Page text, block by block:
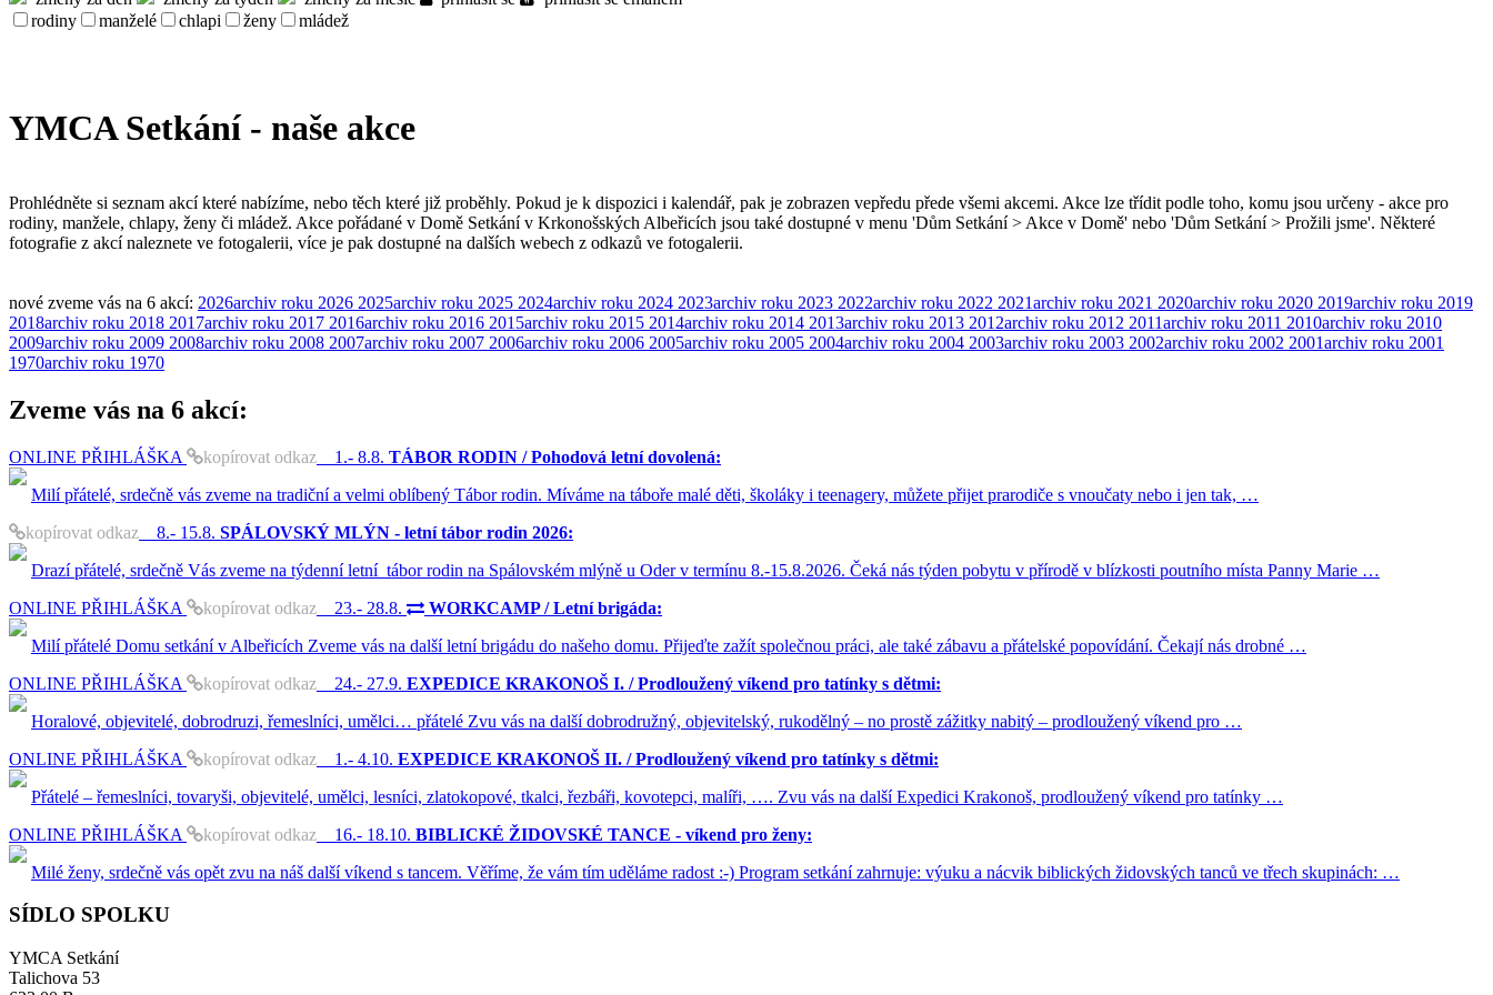
rodiny
manželé chlapi ženy mládež
YMCA Setkání - naše akce
Prohlédněte si seznam akcí které nabízíme, nebo těch které již proběhly. Pokud je k dispozici i kalendář, pak je zobrazen vepředu přede všemi akcemi. Akce lze třídit podle toho, komu jsou určeny - akce pro
rodiny, manžele, chlapy, ženy či mládež. Akce pořádané v Domě Setkání v Krkonošských Albeřicích jsou také dostupné v menu 'Dům Setkání > Akce v Domě' nebo 'Dům Setkání > Prožili jsme'. Některé
fotografie z akcí naleznete ve fotogalerii, více je pak dostupné na dalších webech z odkazů ve fotogalerii.
nové zveme vás na 6 akcí: 2026archiv roku 2026 2025archiv roku 2025 2024archiv roku 2024 2023archiv roku 2023 2022archiv roku 2022 2021archiv roku 2021 2020archiv roku 2020 2019archiv roku 2019
2018archiv roku 2018 2017archiv roku 2017 2016archiv roku 2016 2015archiv roku 2015 2014archiv roku 2014 2013archiv roku 2013 2012archiv roku 2012 2011archiv roku 2011 2010archiv roku 2010
2009archiv roku 2009 2008archiv roku 2008 2007archiv roku 2007 2006archiv roku 2006 2005archiv roku 2005 2004archiv roku 2004 2003archiv roku 2003 2002archiv roku 2002 2001archiv roku 2001
1970archiv roku 1970
Zveme vás na 6 akcí:
ONLINE PŘIHLÁŠKA kopírovat odkaz 1.- 8.8. TÁBOR RODIN / Pohodová letní dovolená:
Milí přátelé, srdečně vás zveme na tradiční a velmi oblíbený Tábor rodin. Míváme na táboře malé děti, školáky i teenagery, můžete přijet prarodiče s vnoučaty nebo i jen tak, …
kopírovat odkaz 8.- 15.8. SPÁLOVSKÝ MLÝN - letní tábor rodin 2026:
Drazí přátelé, srdečně Vás zveme na týdenní letní tábor rodin na Spálovském mlýně u Oder v termínu 8.-15.8.2026. Čeká nás týden pobytu v přírodě v blízkosti poutního místa Panny Marie …
ONLINE PŘIHLÁŠKA
kopírovat odkaz 23.- 28.8.
WORKCAMP / Letní brigáda:
Milí přátelé Domu setkání v Albeřicích Zveme vás na další letní brigádu do našeho domu. Přijeďte zažít společnou práci, ale také zábavu a přátelské popovídání. Čekají nás drobné …
ONLINE PŘIHLÁŠKA
kopírovat odkaz 24.- 27.9. EXPEDICE KRAKONOŠ I. / Prodloužený víkend pro tatínky s dětmi:
Horalové, objevitelé, dobrodruzi, řemeslníci, umělci… přátelé Zvu vás na další dobrodružný, objevitelský, rukodělný – no prostě zážitky nabitý – prodloužený víkend pro …
ONLINE PŘIHLÁŠKA
kopírovat odkaz 1.- 4.10. EXPEDICE KRAKONOŠ II. / Prodloužený víkend pro tatínky s dětmi:
Přátelé – řemeslníci, tovaryši, objevitelé, umělci, lesníci, zlatokopové, tkalci, řezbáři, kovotepci, malíři, …. Zvu vás na další Expedici Krakonoš, prodloužený víkend pro tatínky …
ONLINE PŘIHLÁŠKA
kopírovat odkaz 16.- 18.10. BIBLICKÉ ŽIDOVSKÉ TANCE - víkend pro ženy:
Milé ženy, srdečně vás opět zvu na náš další víkend s tancem. Věříme, že vám tím uděláme radost :-) Program setkání zahrnuje: výuku a nácvik biblických židovských tanců ve třech skupinách: …
SÍDLO SPOLKU
YMCA Setkání
Talichova 53